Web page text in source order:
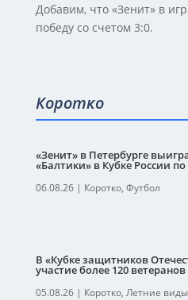
Добавим, что «Зенит» в
победу со счетом 3:0.
Коротко
«Зенит» в Петербурге
«Балтики» в Кубке России
06.08.26| Коротко, Футбол
В «Кубке защитников
участие более 120
05.08.26| Коротко, Летние виды